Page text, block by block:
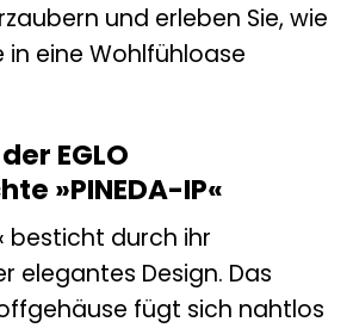
und erleben Sie, wie
in eine Wohlfühloase
EGLO
»PINEDA-IP«
besticht durch ihr
elegantes Design. Das
fügt sich nahtlos